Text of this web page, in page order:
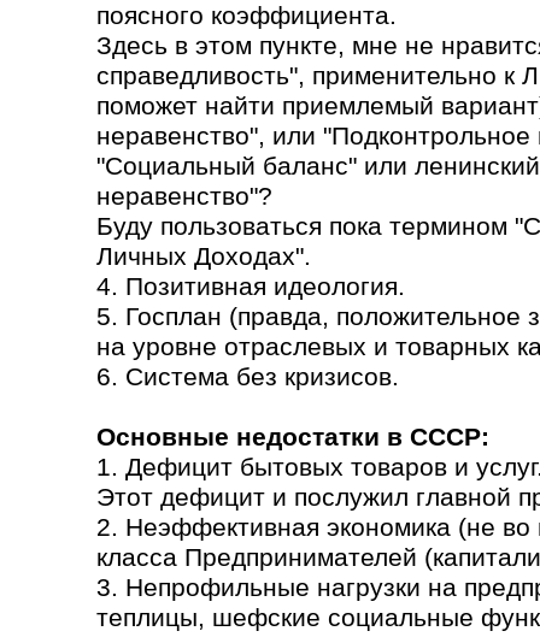
поясного коэффициента.
Здесь в этом пункте, мне не
справедливость", применительно к
поможет найти приемлемый
неравенство", или
"Социальный баланс" или
неравенство"?
Буду пользоваться пока термином
Личных Доходах".
4. Позитивная идеология.
5. Госплан (правда, положительное
на уровне отраслевых и товарных
6. Система без кризисов.
Основные недостатки в СССР:
1. Дефицит бытовых товаров и
Этот дефицит и послужил главной
2. Неэффективная экономика (не во
класса Предпринимателей
3. Непрофильные нагрузки на
теплицы, шефские социальные